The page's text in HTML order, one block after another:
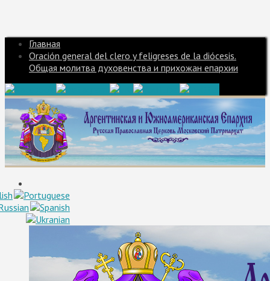
Главная
Oración general del clero y feligreses de la diócesis.
Общая молитва духовенства и прихожан епархии